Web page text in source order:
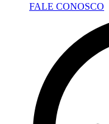
FALE CONOSCO